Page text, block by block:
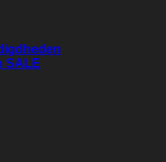
SALE